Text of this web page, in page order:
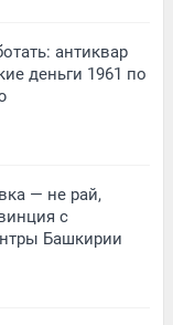
антиквар
деньги 1961 по
— не рай,
с
Башкирии